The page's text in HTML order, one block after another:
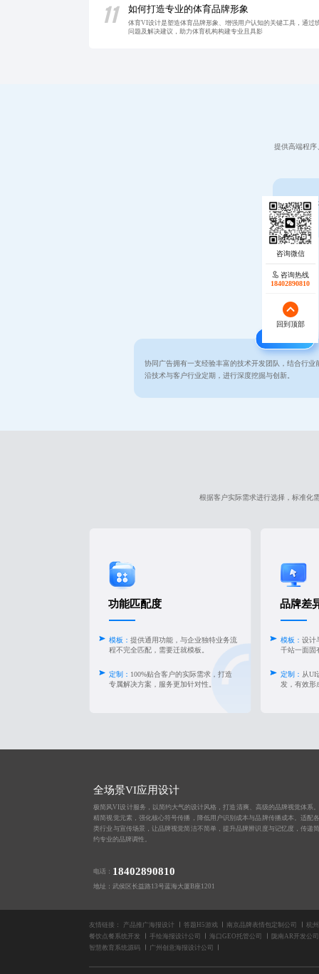
11 如何打造专业的体育品牌形象
体育VI设计是塑造体育品牌形象、增强用户认知的关键工具，通
问题及解决建议，助力体育机构构建专业且具影
提供高端程序
始终为各
协同广告拥有一支经验丰富的技术开发团队，结合行业
沿技术与客户行业定期，进行深度挖掘与创新。
根据客户实际需求进行选择，标准化
功能匹配度
模板：提供通用功能，与企业独特业务流
程不完全匹配，需要迁就模板。
定制： 100%贴合客户的实际需求，打造
专属解决方案，服务更加针对性。
品牌差
模板： 设计
千站一面固
定制： 从UI
发，有效形
咨询热线
18402890810
回到顶部
全场景VI应用设计
极简风VI设计服务，以简约大气的设计风格，打造清爽、高级的品牌视觉体系
精简视觉元素，强化核心符号传播，降低用户识别成本与品牌传播成本。适配
类行业与宣传场景，让品牌视觉简洁不简单，提升品牌辨识度与记忆度，传递
约专业的品牌调性。
电话： 18402890810
地址：武侯区长益路13号蓝海大厦B座1201
友情链接： 产品推广海报设计 答题H5游戏 南京品牌表情包定制公司
杭
餐饮点餐系统开发
手绘海报设计公司 海口GEO托管公司
陇南AR开发公司
智慧教育系统源码
广州创意海报设计公司